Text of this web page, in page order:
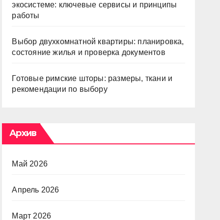
экосистеме: ключевые сервисы и принципы
работы
Выбор двухкомнатной квартиры: планировка,
состояние жилья и проверка документов
Готовые римские шторы: размеры, ткани и
рекомендации по выбору
Архив
Май 2026
Апрель 2026
Март 2026